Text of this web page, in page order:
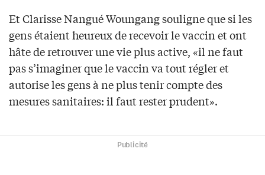
Et Clarisse Nangué Woungang souligne que si les
gens étaient heureux de recevoir le vaccin et ont
hâte de retrouver une vie plus active, «il ne faut
pas s’imaginer que le vaccin va tout régler et
autorise les gens à ne plus tenir compte des
mesures sanitaires: il faut rester prudent».
Publicité